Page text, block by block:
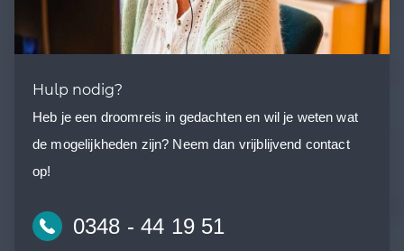
Hulp nodig?
Heb je een droomreis in gedachten en wil je weten wat
de mogelijkheden zijn? Neem dan vrijblijvend contact
op!
0348 - 44 19 51